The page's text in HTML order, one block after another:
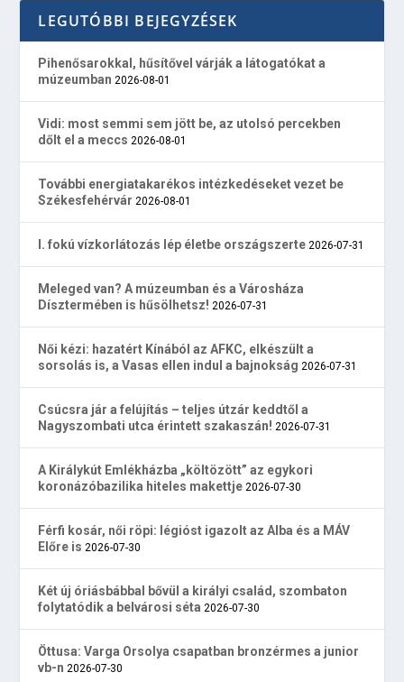
LEGUTÓBBI BEJEGYZÉSEK
Pihenősarokkal, hűsítővel várják a látogatókat a
múzeumban 2026-08-01
Vidi: most semmi sem jött be, az utolsó percekben
dőlt el a meccs 2026-08-01
További energiatakarékos intézkedéseket vezet be
Székesfehérvár 2026-08-01
I. fokú vízkorlátozás lép életbe országszerte 2026-07-31
Meleged van? A múzeumban és a Városháza
Dísztermében is hűsölhetsz! 2026-07-31
Női kézi: hazatért Kínából az AFKC, elkészült a
sorsolás is, a Vasas ellen indul a bajnokság 2026-07-31
Csúcsra jár a felújítás – teljes útzár keddtől a
Nagyszombati utca érintett szakaszán! 2026-07-31
A Királykút Emlékházba „költözött” az egykori
koronázóbazilika hiteles makettje 2026-07-30
Férfi kosár, női röpi: légióst igazolt az Alba és a MÁV
Előre is 2026-07-30
Két új óriásbábbal bővül a királyi család, szombaton
folytatódik a belvárosi séta 2026-07-30
Öttusa: Varga Orsolya csapatban bronzérmes a junior
vb-n 2026-07-30